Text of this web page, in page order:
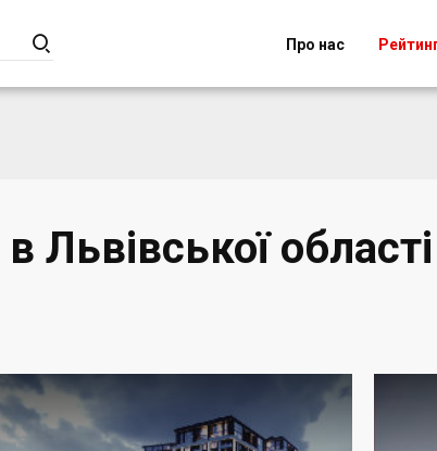
 Про нас
Львівської області